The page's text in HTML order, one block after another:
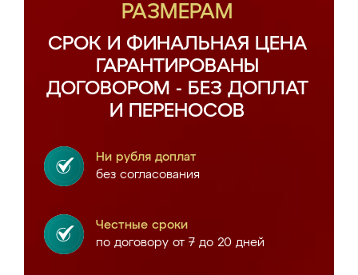
РАЗМЕРАМ
СРОК И ФИНАЛЬНАЯ ЦЕНА
ГАРАНТИРОВАНЫ
ДОГОВОРОМ - БЕЗ ДОПЛАТ
И ПЕРЕНОСОВ
Ни рубля доплат
без согласования
Честные сроки
по договору от 7 до 20 дней